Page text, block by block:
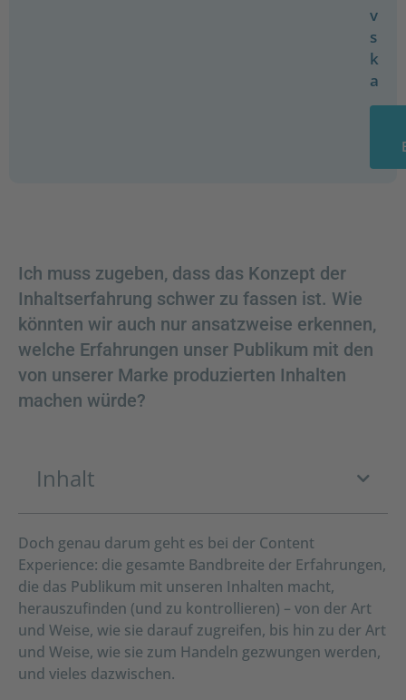
v
s
k
a
Ich muss zugeben, dass das Konzept der
Inhaltserfahrung schwer zu fassen ist. Wie
könnten wir auch nur ansatzweise erkennen,
welche Erfahrungen unser Publikum mit den
von unserer Marke produzierten Inhalten
machen würde?
Inhalt
Doch genau darum geht es bei der Content
Experience: die gesamte Bandbreite der Erfahrungen,
die das Publikum mit unseren Inhalten macht,
herauszufinden (und zu kontrollieren) – von der Art
und Weise, wie sie darauf zugreifen, bis hin zu der Art
und Weise, wie sie zum Handeln gezwungen werden,
und vieles dazwischen.